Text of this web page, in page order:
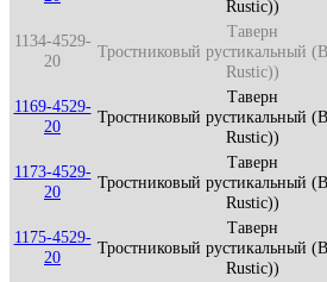
Rustic))
1134-4529-
20
Таверн
Тростниковый рустикальный
Rustic))
1169-4529-
20
Таверн
Тростниковый рустикальный
Rustic))
1173-4529-
20
Таверн
Тростниковый рустикальный
Rustic))
1175-4529-
20
Таверн
Тростниковый рустикальный
Rustic))